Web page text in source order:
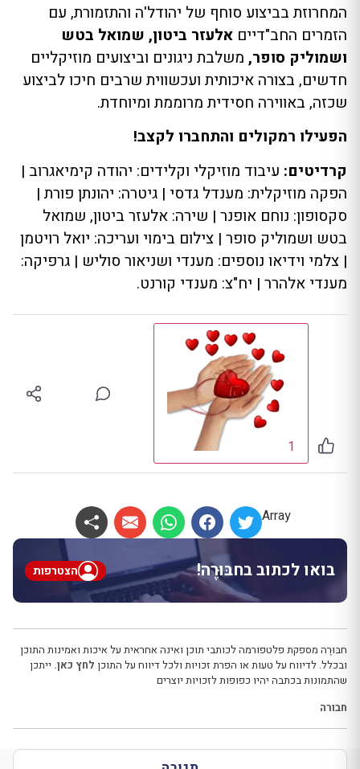
המחרוזת בביצוע סוחף של יהודל'ה והתזמורת, עם
הזמרים החב"דיים אלעזר ביטון, שמואל בטש
ושמוליק סופר, משלבת ניגונים וביצועים מוזיקליים
חדשים, בצורה איכותית ועכשווית שרבים חיכו לביצוע
שכזה, באווירה חסידית מרוממת ומיוחדת.
הפעילו רמקולים והתחברו לקצב!
קרדיטים: עיבוד מוזיקלי וקלידים: יהודה קימיאגרוב |
הפקה מוזיקלית: מענדל גדסי | גיטרה: יהונתן פורת |
סקסופון: נוחם אופנר | שירה: אלעזר ביטון, שמואל
בטש ושמוליק סופר | צילום בימוי ועריכה: יואל רויטמן
| צלמי וידיאו נוספים: מענדי ושניאור סוליש | גרפיקה:
מענדי אלהרר | יח"צ: מענדי קורנט.
1
Array
בואו לכתוב בחבּוּרֶה! הצטרפות
חבּוּרֶה מספקת פלטפורמה לכותבי תוכן ואינה אחראית על איכות ואמינות התוכן
ובכלל. לדיווח על טעות או הפרת זכויות ולכל דיווח על התוכן לחץ כאן. ייתכן
שהתמונות בכתבה יהיו כפופות לזכויות יוצרים
חבורה